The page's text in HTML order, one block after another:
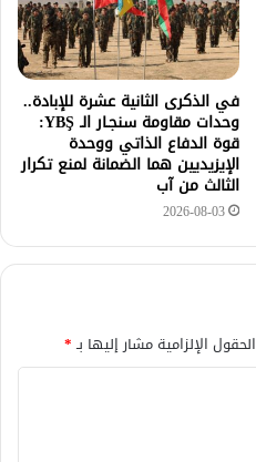
في الذكرى الثانية عشرة للإبادة..
وحدات مقاومة سنجـار الـ YBŞ:
قوة الدفاع الذاتي ووحدة
الإيزيديين هما الضمانة لمنع تكرار
الثالث من آب
2026-08-03
الحقول الإلزامية مشار إليها بـ*